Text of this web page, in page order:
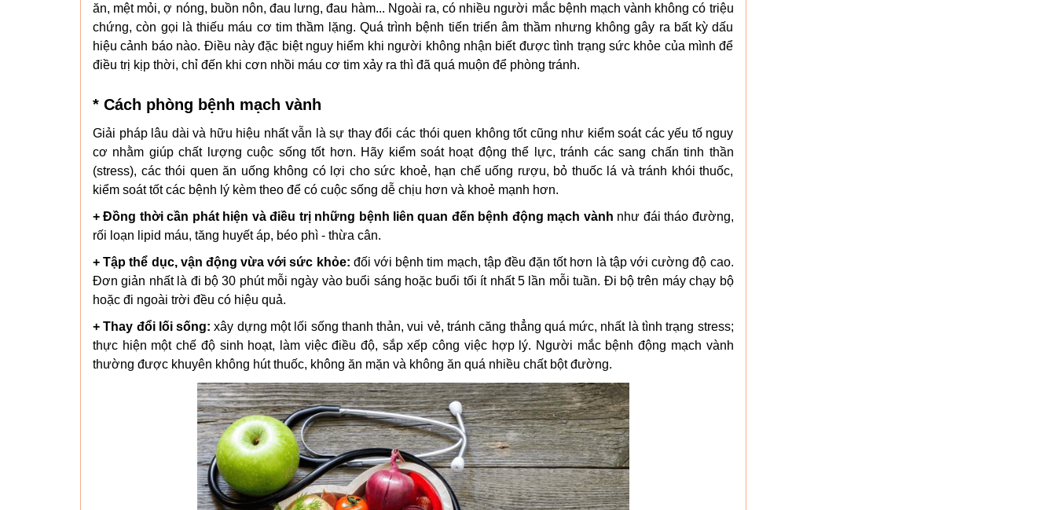
ăn, mệt mỏi, ợ nóng, buồn nôn, đau lưng, đau hàm... Ngoài ra, có nhiều người mắc bệnh mạch vành không có triệu
chứng, còn gọi là thiếu máu cơ tim thầm lặng. Quá trình bệnh tiến triển âm thầm nhưng không gây ra bất kỳ dấu
hiệu cảnh báo nào. Điều này đặc biệt nguy hiểm khi người không nhận biết được tình trạng sức khỏe của mình để
điều trị kịp thời, chỉ đến khi cơn nhồi máu cơ tim xảy ra thì đã quá muộn để phòng tránh.
* Cách phòng bệnh mạch vành
Giải pháp lâu dài và hữu hiệu nhất vẫn là sự thay đổi các thói quen không tốt cũng như kiểm soát các yếu tố nguy
cơ nhằm giúp chất lượng cuộc sống tốt hơn. Hãy kiểm soát hoạt động thể lực, tránh các sang chấn tinh thần
(stress), các thói quen ăn uống không có lợi cho sức khoẻ, hạn chế uống rượu, bỏ thuốc lá và tránh khói thuốc,
kiểm soát tốt các bệnh lý kèm theo để có cuộc sống dễ chịu hơn và khoẻ mạnh hơn.
+ Đồng thời cần phát hiện và điều trị những bệnh liên quan đến bệnh động mạch vành như đái tháo đường,
rối loạn lipid máu, tăng huyết áp, béo phì - thừa cân.
+ Tập thể dục, vận động vừa với sức khỏe: đối với bệnh tim mạch, tập đều đặn tốt hơn là tập với cường độ cao.
Đơn giản nhất là đi bộ 30 phút mỗi ngày vào buổi sáng hoặc buổi tối ít nhất 5 lần mỗi tuần. Đi bộ trên máy chạy bộ
hoặc đi ngoài trời đều có hiệu quả.
+ Thay đổi lối sống: xây dựng một lối sống thanh thản, vui vẻ, tránh căng thẳng quá mức, nhất là tình trạng stress;
thực hiện một chế độ sinh hoạt, làm việc điều độ, sắp xếp công việc hợp lý. Người mắc bệnh động mạch vành
thường được khuyên không hút thuốc, không ăn mặn và không ăn quá nhiều chất bột đường.